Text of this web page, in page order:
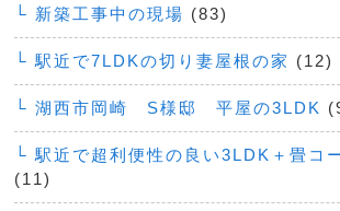
└ 新築工事中の現場 (83)
└ 駅近で7LDKの切り妻屋根の家 (12)
└ 湖西市岡崎 S様邸 平屋の3LDK
└ 駅近で超利便性の良い3LDK＋畳コ
(11)